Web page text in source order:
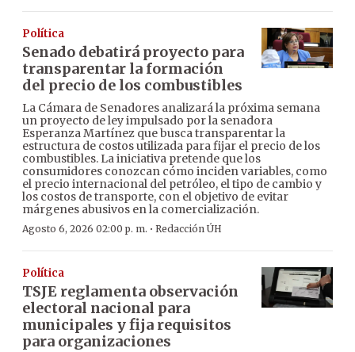
Política
Senado debatirá proyecto para
transparentar la formación
del precio de los combustibles
La Cámara de Senadores analizará la próxima semana
un proyecto de ley impulsado por la senadora
Esperanza Martínez que busca transparentar la
estructura de costos utilizada para fijar el precio de los
combustibles. La iniciativa pretende que los
consumidores conozcan cómo inciden variables, como
el precio internacional del petróleo, el tipo de cambio y
los costos de transporte, con el objetivo de evitar
márgenes abusivos en la comercialización.
Agosto 6, 2026 02:00 p. m. · Redacción ÚH
Política
TSJE reglamenta observación
electoral nacional para
municipales y fija requisitos
para organizaciones